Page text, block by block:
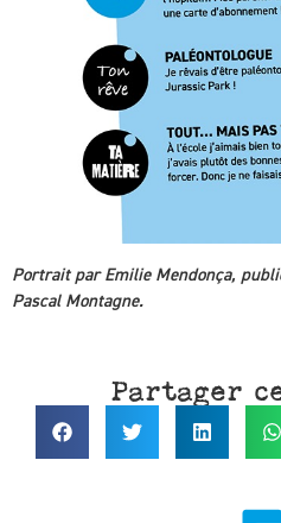
Portrait par Emilie Mendonça,
Pascal Montagne.
Partager